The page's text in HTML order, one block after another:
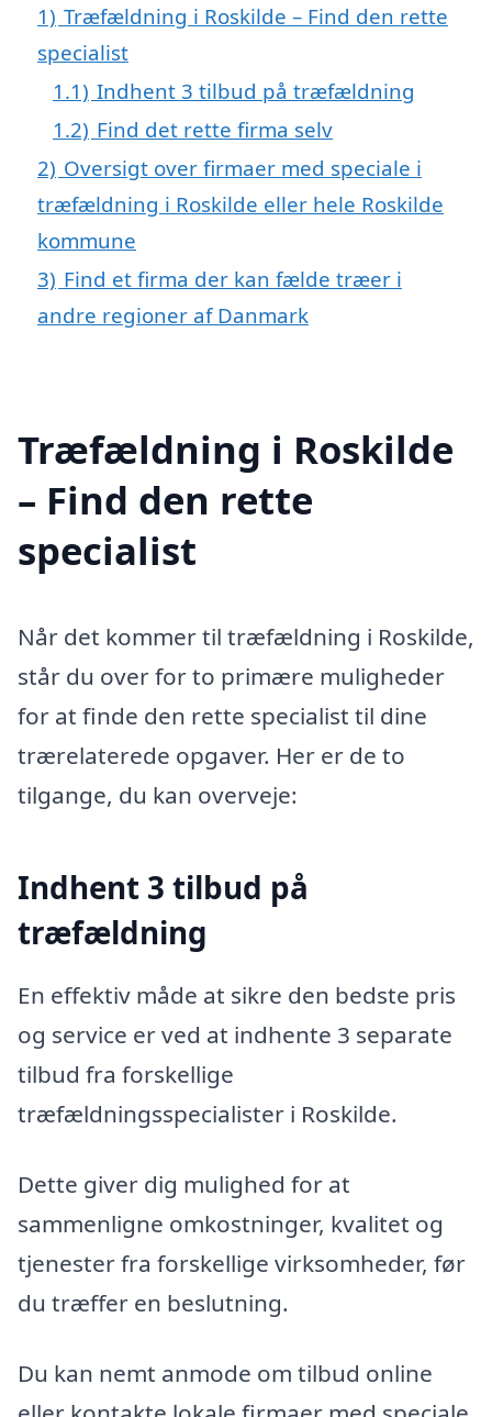
1) Træfældning i Roskilde – Find den rette
specialist
1.1) Indhent 3 tilbud på træfældning
1.2) Find det rette firma selv
2) Oversigt over firmaer med speciale i
træfældning i Roskilde eller hele Roskilde
kommune
3) Find et firma der kan fælde træer i
andre regioner af Danmark
Træfældning i Roskilde
– Find den rette
specialist
Når det kommer til træfældning i Roskilde,
står du over for to primære muligheder
for at finde den rette specialist til dine
trærelaterede opgaver. Her er de to
tilgange, du kan overveje:
Indhent 3 tilbud på
træfældning
En effektiv måde at sikre den bedste pris
og service er ved at indhente 3 separate
tilbud fra forskellige
træfældningsspecialister i Roskilde.
Dette giver dig mulighed for at
sammenligne omkostninger, kvalitet og
tjenester fra forskellige virksomheder, før
du træffer en beslutning.
Du kan nemt anmode om tilbud online